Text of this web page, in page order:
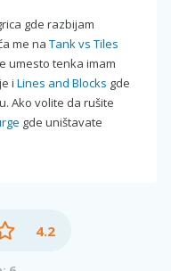
gde razbijam
me na Tank vs Tiles
umesto tenka imam
i Lines and Blocks gde
Ako volite da rušite
gde uništavate
4.2